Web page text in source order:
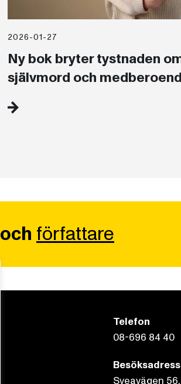
2026-01-27
Ny bok bryter tystnaden
självmord och
och författare
Telefon
08-696 84 40
Besöksadress
Sveavägen